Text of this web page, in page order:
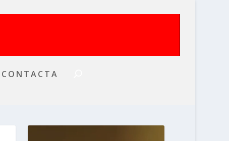
CONTACTA